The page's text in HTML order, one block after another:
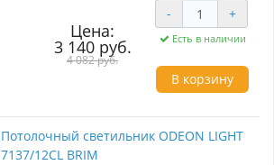
бренда Bridgelux, 3 цвета корпуса:
брашированный бронзовый, черный и белый.
Цена:
3 140 руб.
4 082 руб.
- +
Есть в наличии
В корзину
Потолочный светильник ODEON LIGHT
7137/12CL BRIM